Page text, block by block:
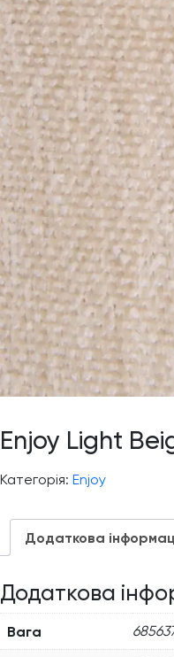
Enjoy Light
Категорія: Enjoy
Додаткова
Додаткова
Вага